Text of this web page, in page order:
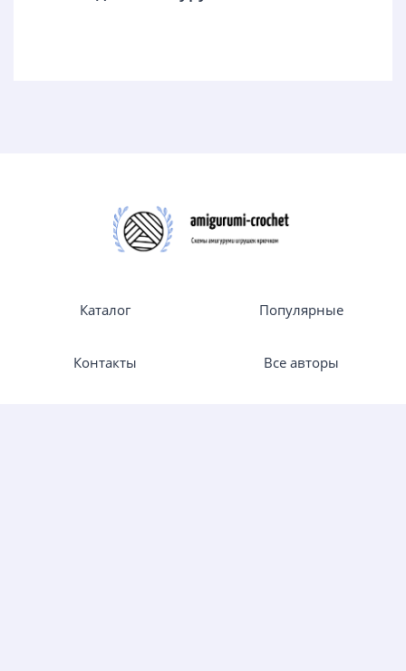
Каталог Популярные
Контакты Все авторы